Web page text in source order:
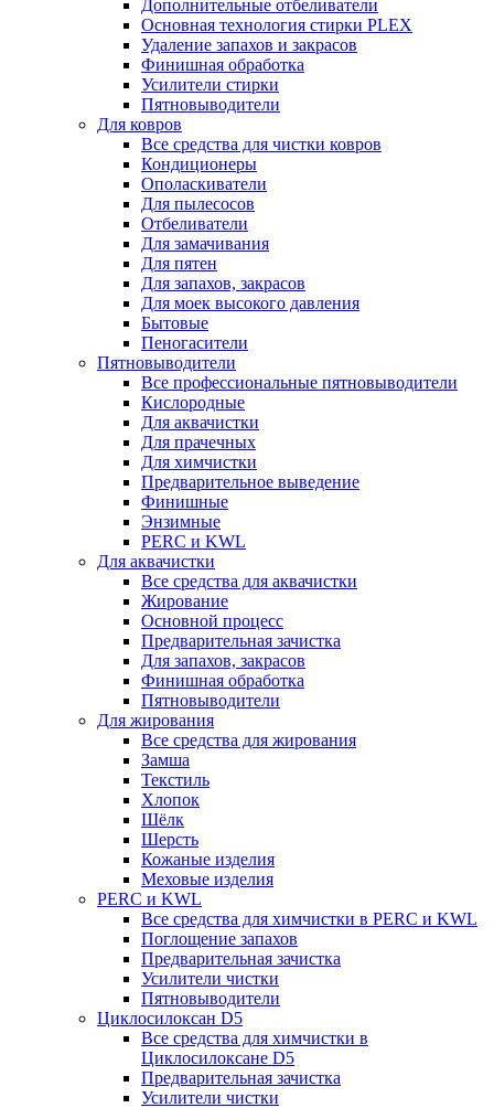
Дополнительные отбеливатели
Основная технология стирки PLEX
Удаление запахов и закрасов
Финишная обработка
Усилители стирки
Пятновыводители
Для ковров
Все средства для чистки ковров
Кондиционеры
Ополаскиватели
Для пылесосов
Отбеливатели
Для замачивания
Для пятен
Для запахов, закрасов
Для моек высокого давления
Бытовые
Пеногасители
Пятновыводители
Все профессиональные пятновыводители
Кислородные
Для аквачистки
Для прачечных
Для химчистки
Предварительное выведение
Финишные
Энзимные
PERC и KWL
Для аквачистки
Все средства для аквачистки
Жирование
Основной процесс
Предварительная зачистка
Для запахов, закрасов
Финишная обработка
Пятновыводители
Для жирования
Все средства для жирования
Замша
Текстиль
Хлопок
Шёлк
Шерсть
Кожаные изделия
Меховые изделия
PERC и KWL
Все средства для химчистки в PERC и KWL
Поглощение запахов
Предварительная зачистка
Усилители чистки
Пятновыводители
Циклосилоксан D5
Все средства для химчистки в
Циклосилоксане D5
Предварительная зачистка
Усилители чистки